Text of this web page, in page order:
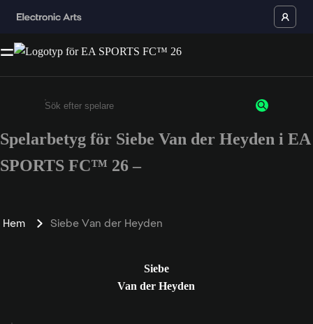
Ange minst 3 tecken eller siffror
Spelarbetyg för Siebe Van der Heyden i EA
SPORTS FC™ 26 –
Hem Siebe Van der Heyden
Siebe
Van der Heyden